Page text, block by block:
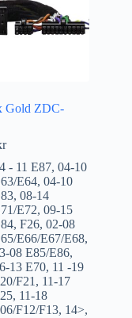
Gold ZDC-
- 11 E87,04-10
E64,04-10
,08-14
E72,09-15
,F26,02-08
E66/E67/E68,
08 E85/E86,
13 E70, 11 -19
F21 , 11-17
, 11-18
F12/F13, 14>,